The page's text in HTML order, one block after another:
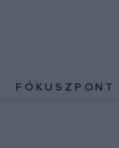
FÓKUSZPONT